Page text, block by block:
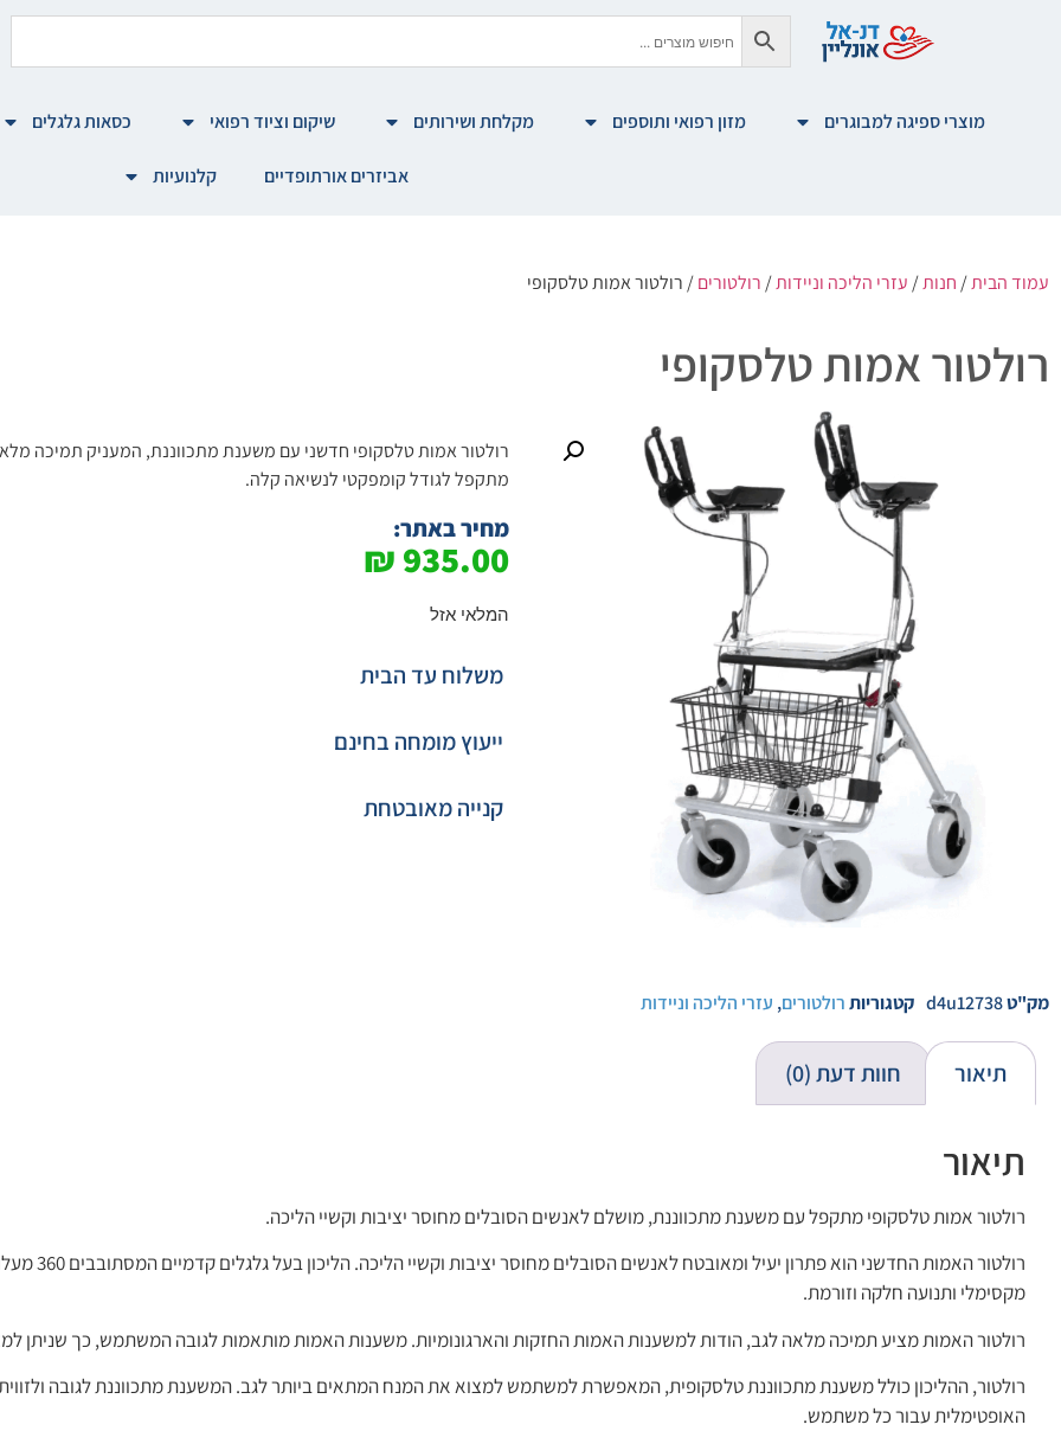
מוצרי ספיגה למבוגרים מזון רפואי ותוספים מקלחת ושירותים שיקום וציוד רפואי כסאות גלגלים
אביזרים אורתופדיים קלנועיות
עמוד הבית/ חנות/ עזרי הליכה וניידות/ רולטורים/ רולטור אמות טלסקופי
רולטור אמות טלסקופי
מק"טd4u12738 קטגוריותרולטורים, עזרי הליכה וניידות
רולטור אמות טלסקופי חדשני עם משענת מתכווננת, המעניק תמיכה
מתקפל לגודל קומפקטי לנשיאה קלה.
מחיר באתר:
935.00
₪
המלאי אזל
משלוח עד הבית
ייעוץ מומחה בחינם
קנייה מאובטחת
תיאור חוות דעת (0)
תיאור
רולטור אמות טלסקופי מתקפל עם משענת מתכווננת, מושלם לאנשים הסובלים מחוסר יציבות וקשיי הליכה.
רולטור האמות
מקסימלי ותנועה חלקה וזורמת.
רולטור האמות מציע תמיכה מלאה לגב, הודות למשענות האמות החזקות והארגונומיות. משענות האמות מותאמות לגובה המשתמש, כך
רולטור, ההליכון כולל משענת מתכווננת טלסקופית, המאפשרת למשתמש למצוא את המנח המתאים ביותר לגב. המשענת מתכווננת לגובה
האופטימלית עבור כל משתמש.